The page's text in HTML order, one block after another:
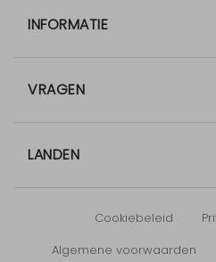
INFORMATIE
VRAGEN
LANDEN
Cookiebeleid
Algemene voorwaarden